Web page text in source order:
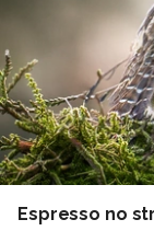
Espresso no